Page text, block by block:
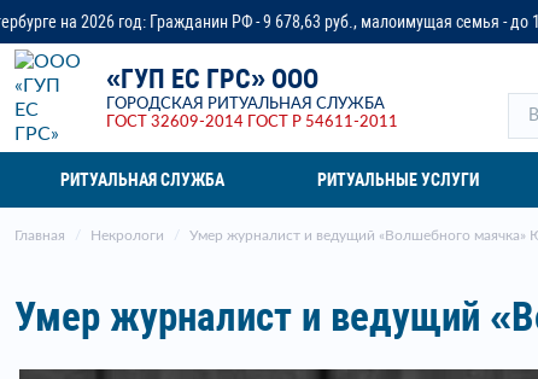
РФ - 9 678,63 руб., малоимущая семья - до 14 218,37 руб.,
«ГУП ЕС ГРС» ООО
ГОРОДСКАЯ РИТУАЛЬНАЯ СЛУЖБА
ГОСТ 32609-2014
ГОСТ Р 54611-2011
РИТУАЛЬНАЯ СЛУЖБА РИТУАЛЬНЫЕ УСЛУГИ
Главная Некрологи Умер журналист и ведущий «Волшебного
Умер журналист и ведущий